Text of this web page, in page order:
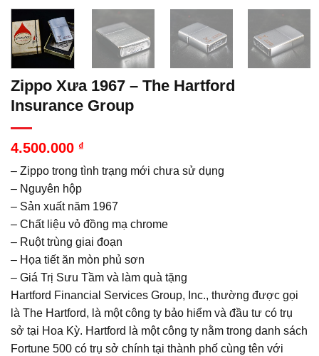
Zippo Xưa 1967 – The Hartford
Insurance Group
4.500.000 ₫
– Zippo trong tình trạng mới chưa sử dụng
– Nguyên hộp
– Sản xuất năm 1967
– Chất liệu vỏ đồng mạ chrome
– Ruột trùng giai đoạn
– Họa tiết ăn mòn phủ sơn
– Giá Trị Sưu Tầm và làm quà tặng
Hartford Financial Services Group, Inc., thường được gọi
là The Hartford, là một công ty bảo hiểm và đầu tư có trụ
sở tại Hoa Kỳ. Hartford là một công ty nằm trong danh sách
Fortune 500 có trụ sở chính tại thành phố cùng tên với